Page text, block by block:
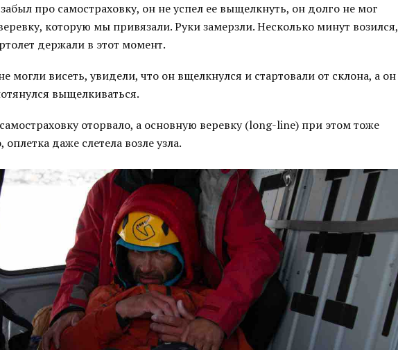
про самостраховку, он не успел ее выщелкнуть, он долго не мог
которую мы привязали. Руки замерзли. Несколько минут возился,
держали в этот момент.
могли висеть, увидели, что он вщелкнулся и стартовали от склона, а он
выщелкиваться.
оторвало, а основную веревку (long-line) при этом тоже
оплетка даже слетела возле узла.